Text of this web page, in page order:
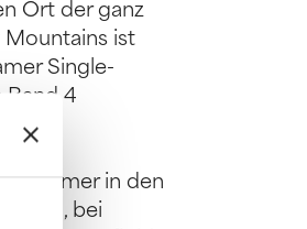
Ort der ganz
Mountains ist
Single-
Band 4
Sommer in den
bei